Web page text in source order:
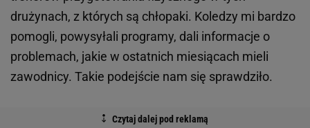
drużynach, z których są chłopaki. Koledzy mi bardzo
pomogli, powysyłali programy, dali informacje o
problemach, jakie w ostatnich miesiącach mieli
zawodnicy. Takie podejście nam się sprawdziło.